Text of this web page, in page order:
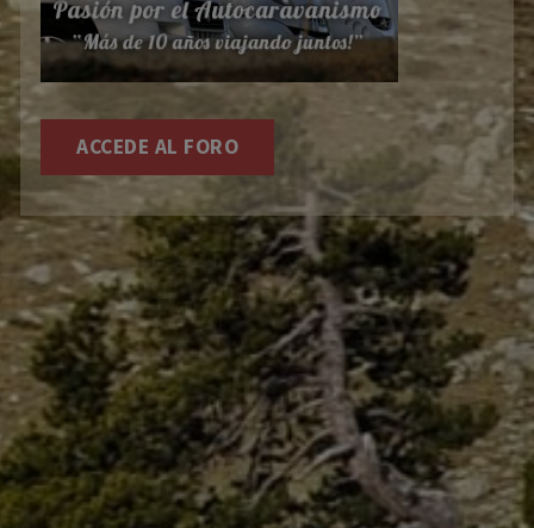
ACCEDE AL FORO